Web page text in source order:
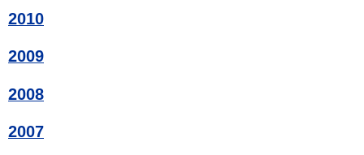
2010
2009
2008
2007